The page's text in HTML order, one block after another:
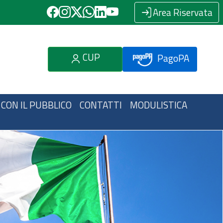
Area Riservata
CUP PagoPA
IL PUBBLICO CONTATTI MODULISTICA